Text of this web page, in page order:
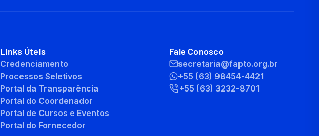
Links Úteis
Credenciamento
Processos Seletivos
Portal da Transparência
Portal do Coordenador
Portal de Cursos e Eventos
Portal do Fornecedor
Fale Conosco
secretaria@fapto.org.br
+55 (63) 98454-4421
+55 (63) 3232-8701